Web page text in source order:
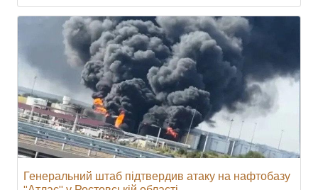
Генеральний штаб підтвердив атаку на нафтобазу